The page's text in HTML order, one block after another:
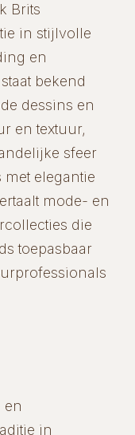
Brits
in stijlvolle
en
bekend
dessins en
en textuur,
sfeer
elegantie
mode- en
die
toepasbaar
en
in